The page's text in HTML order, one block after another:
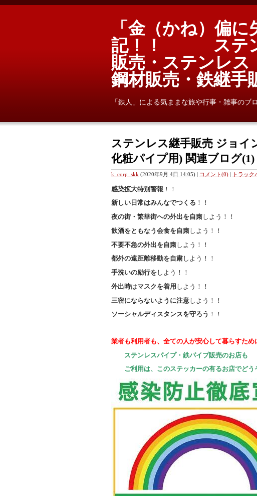
「金（かね）偏
記！！ ステン
販売・ステンレ
鋼材販売・鉄
「鉄人」による気ままな旅や行事・雑事のブ
ステンレス継手販売 ジョイ
化粧パイプ用) 関連ブログ(1)
k_corp_skk (2020年9月 4日 14:05) | コメント(0) | トラック
感染拡大特別警報 ！！
新しい日常はみんなでつくる ！！
夜の街・繁華街への外出を自粛しよう！！
飲酒をともなう会食を自粛しよう！！
不要不急の外出を自粛しよう！！
都外の遠距離移動を自粛しよう！！
手洗いの励行をしよう！！
外出時はマスクを着用 しよう！！
三密にならないように注意しよう！！
ソーシャルディスタンスを守ろう ！！
業者も利用者も、全ての人が安心して暮らすため
ステンレスパイプ・鉄パイプ販売のお店も
ご利用は、このステッカーの有るお店でどう